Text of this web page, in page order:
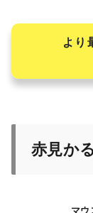
より
赤見か
マウ